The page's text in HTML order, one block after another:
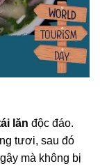
lăn độc đáo.
tươi, sau đó
mà không bị